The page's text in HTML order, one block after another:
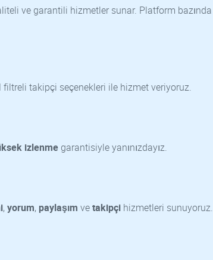
ve garantili hizmetler sunar. Platform bazında
filtreli takipçi seçenekleri ile hizmet veriyoruz.
izlenme garantisiyle yanınızdayız.
, yorum, paylaşım vetakipçi hizmetleri sunuyoruz.